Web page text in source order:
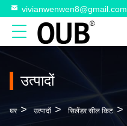
vivianwenwen8@gmail.com
उत्पादों
घर > उत्पादों > सिलेंडर सील किट >